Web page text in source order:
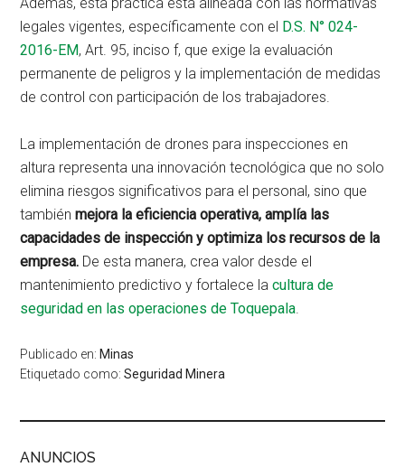
legales vigentes, específicamente con el D.S. N° 024-
2016-EM, Art. 95, inciso f, que exige la evaluación
permanente de peligros y la implementación de medidas
de control con participación de los trabajadores.
La implementación de drones para inspecciones en
altura representa una innovación tecnológica que no solo
elimina riesgos significativos para el personal, sino que
tambiénmejora la eficiencia operativa, amplía las
capacidades de inspección y optimiza los recursos de la
empresa. De esta manera, crea valor desde el
mantenimiento predictivo y fortalece lacultura de
seguridad en las operaciones de Toquepala
Publicado en: Minas
Etiquetado como:Seguridad Minera
ANUNCIOS